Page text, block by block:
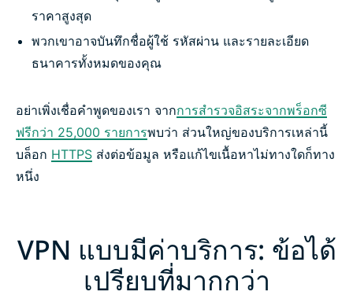
ราคาสูงสุด
พวกเขาอาจบันทึกชื่อผู้ใช้ รหัสผ่าน และรายละเอียด
ธนาคารทั้งหมดของคุณ
อย่าเพิ่งเชื่อคำพูดของเรา จากการสำรวจอิสระจากพร็อกซี
ฟรีกว่า 25,000 รายการพบว่า ส่วนใหญ่ของบริการเหล่านี้
บล็อก HTTPS ส่งต่อข้อมูล หรือแก้ไขเนื้อหาไม่ทางใดก็ทาง
หนึ่ง
VPN แบบมีค่าบริการ: ข้อได้
เปรียบที่มากกว่า